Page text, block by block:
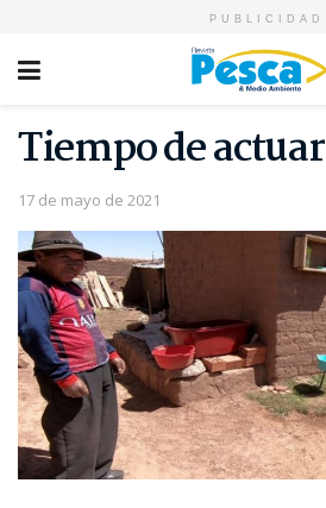
PUBLICIDAD
Tiempo de actuar
17 de mayo de 2021